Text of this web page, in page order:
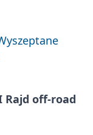
off‑road